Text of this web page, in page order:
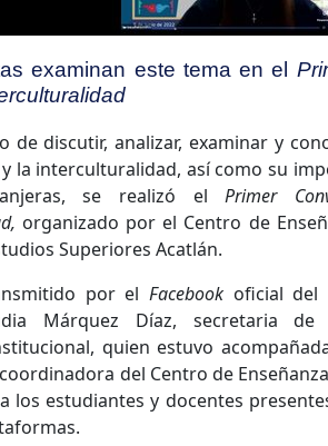
examinan este tema en el
de discutir, analizar, examinar y
la interculturalidad, así como su
se realizó elPrimer
organizado por el Centro de
Superiores Acatlán.
por el Facebook oficial del
Márquez Díaz, secretaria de
quien estuvo
del Centro de
los estudiantes y docentes